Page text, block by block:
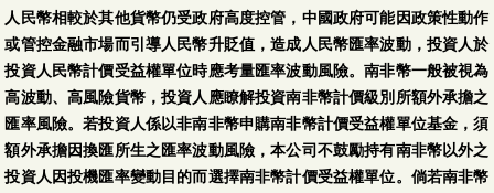
人民幣相較於其他貨幣仍受政府高度控管，中國政府可能因政策性動作
或管控金融市場而引導人民幣升貶值，造成人民幣匯率波動，投資人於
投資人民幣計價受益權單位時應考量匯率波動風險。南非幣一般被視為
高波動、高風險貨幣，投資人應瞭解投資南非幣計價級別所額外承擔之
匯率風險。若投資人係以非南非幣申購南非幣計價受益權單位基金，須
額外承擔因換匯所生之匯率波動風險，本公司不鼓勵持有南非幣以外之
投資人因投機匯率變動目的而選擇南非幣計價受益權單位。倘若南非幣